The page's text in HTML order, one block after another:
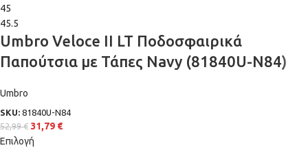
45
45.5
Umbro Veloce II LT Ποδοσφαιρικά
Παπούτσια με Τάπες Navy (81840U-N84)
Umbro
SKU: 81840U-N84
52,99€ 31,79 €
Επιλογή